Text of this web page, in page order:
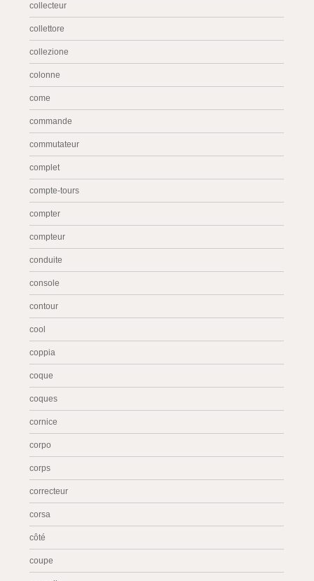
collecteur
collettore
collezione
colonne
come
commande
commutateur
complet
compte-tours
compter
compteur
conduite
console
contour
cool
coppia
coque
coques
cornice
corpo
corps
correcteur
corsa
côté
coupe